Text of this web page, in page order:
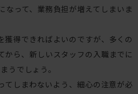
なって、業務負担が増えてしまいま
獲得できればよいのですが、多くの
から、新しいスタッフの入職までに
うでしょう。
てしまわないよう、細心の注意が必